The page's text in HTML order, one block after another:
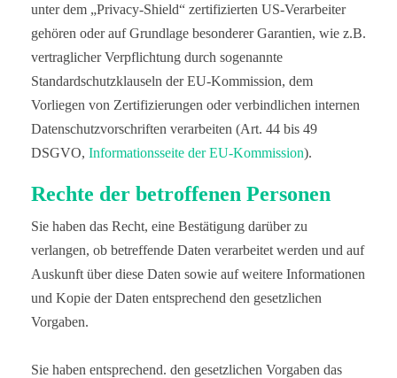
unter dem „Privacy-Shield“ zertifizierten US-Verarbeiter
gehören oder auf Grundlage besonderer Garantien, wie z.B.
vertraglicher Verpflichtung durch sogenannte
Standardschutzklauseln der EU-Kommission, dem
Vorliegen von Zertifizierungen oder verbindlichen internen
Datenschutzvorschriften verarbeiten (Art. 44 bis 49
DSGVO, Informationsseite der EU-Kommission).
Rechte der betroffenen Personen
Sie haben das Recht, eine Bestätigung darüber zu
verlangen, ob betreffende Daten verarbeitet werden und auf
Auskunft über diese Daten sowie auf weitere Informationen
und Kopie der Daten entsprechend den gesetzlichen
Vorgaben.
Sie haben entsprechend. den gesetzlichen Vorgaben das